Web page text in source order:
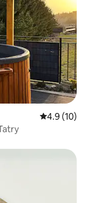
Calificación
4.9 (10)